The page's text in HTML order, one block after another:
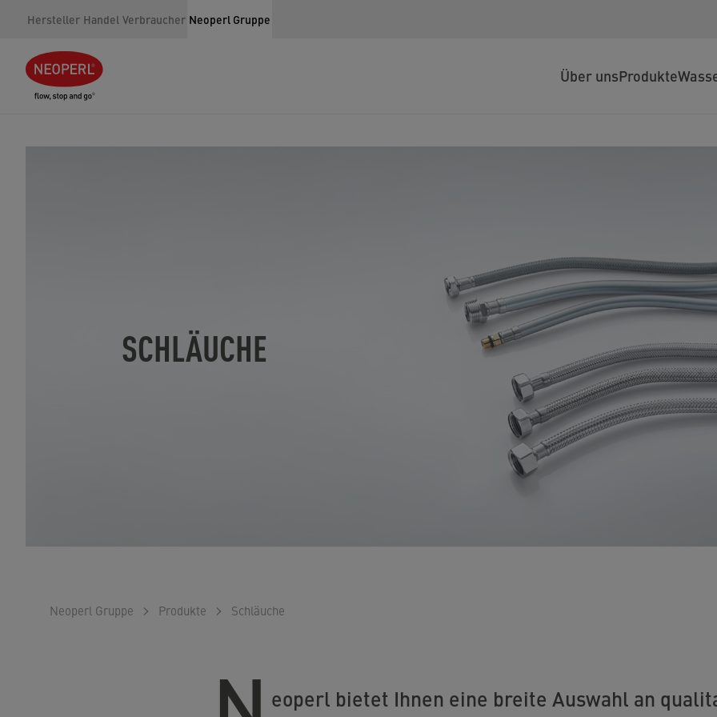
Hersteller Handel Verbraucher Neoperl Gruppe
Über unsProdukte
SCHLÄUCHE
Neoperl Gruppe Produkte Schläuche
eoperl bietet Ihnen eine breite Auswahl an